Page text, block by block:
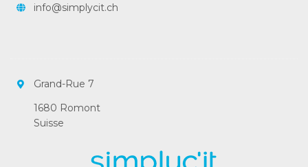
info@simplycit.ch
Grand-Rue 7
1680 Romont
Suisse